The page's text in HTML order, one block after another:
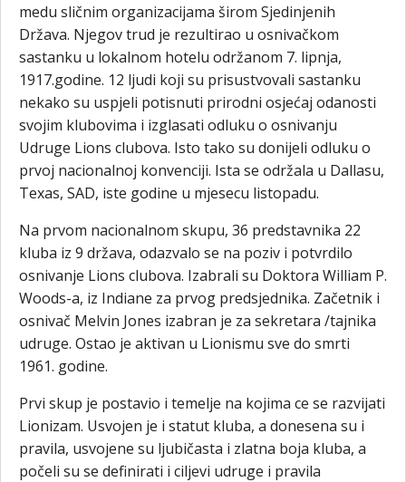
medu sličnim organizacijama širom Sjedinjenih
Država. Njegov trud je rezultirao u osnivačkom
sastanku u lokalnom hotelu održanom 7. lipnja,
1917.godine. 12 ljudi koji su prisustvovali sastanku
nekako su uspjeli potisnuti prirodni osjećaj odanosti
svojim klubovima i izglasati odluku o osnivanju
Udruge Lions clubova. Isto tako su donijeli odluku o
prvoj nacionalnoj konvenciji. Ista se održala u Dallasu,
Texas, SAD, iste godine u mjesecu listopadu.
Na prvom nacionalnom skupu, 36 predstavnika 22
kluba iz 9 država, odazvalo se na poziv i potvrdilo
osnivanje Lions clubova. Izabrali su Doktora William P.
Woods-a, iz Indiane za prvog predsjednika. Začetnik i
osnivač Melvin Jones izabran je za sekretara /tajnika
udruge. Ostao je aktivan u Lionismu sve do smrti
1961. godine.
Prvi skup je postavio i temelje na kojima ce se razvijati
Lionizam. Usvojen je i statut kluba, a donesena su i
pravila, usvojene su ljubičasta i zlatna boja kluba, a
počeli su se definirati i ciljevi udruge i pravila